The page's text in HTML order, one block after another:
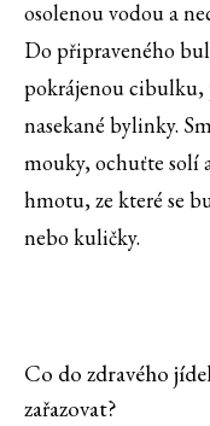
osolenou vodou a
Do připraveného
pokrájenou cibulku,
nasekané bylinky.
mouky, ochuťte solí
hmotu, ze které se
nebo kuličky.
Co do zdravého
zařazovat?